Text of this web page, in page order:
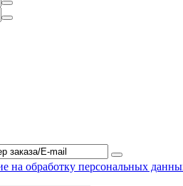
на обработку персональных